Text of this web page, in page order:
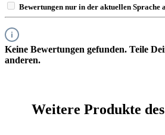
Bewertungen nur in der aktuellen Sprache
Keine Bewertungen gefunden. Teile
anderen.
Weitere Produkte